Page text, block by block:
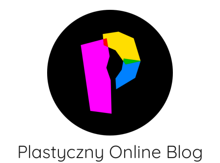
Plastyczny Online Blog